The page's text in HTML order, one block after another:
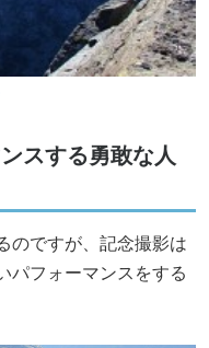
スする勇敢な人
のですが、記念撮影は
パフォーマンスをする